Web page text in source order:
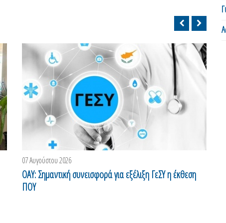
07 Αυγούστου 2026
ΟΑΥ: Σημαντική συνεισφορά για εξέλιξη ΓεΣΥ η έκθεση
ΠΟΥ